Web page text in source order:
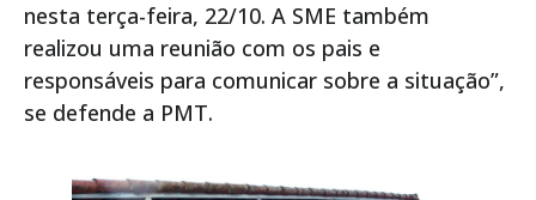
nesta terça-feira, 22/10. A SME também
realizou uma reunião com os pais e
responsáveis para comunicar sobre a situação”,
se defende a PMT.